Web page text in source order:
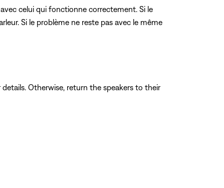
celui qui fonctionne correctement. Si le
Si le problème ne reste pas avec le même
details. Otherwise, return the speakers to their